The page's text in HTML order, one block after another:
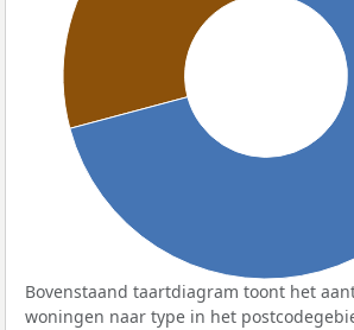
Bovenstaand taartdiagram toont het
woningen naar type in het